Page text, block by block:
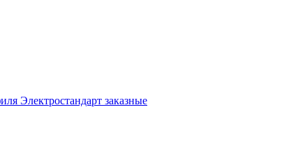
Электростандарт заказные